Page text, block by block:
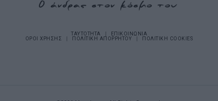
ΤΑΥΤΟΤΗΤΑ
ΕΠΙΚΟΙΝΩΝΙΑ
ΟΡΟΙ ΧΡΗΣΗΣ
ΠΟΛΙΤΙΚΗ ΑΠΟΡΡΗΤΟΥ ΠΟΛΙΤΙΚΗ COOKIES